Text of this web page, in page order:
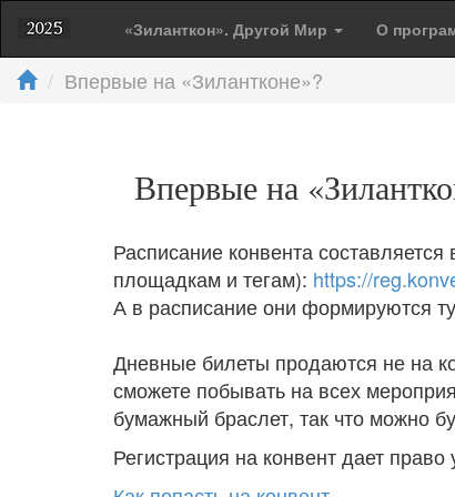
«Зиланткон». Другой Мир О
Впервые на «Зилантконе»?
Впервые на
Расписание конвента
площадкам и тегам): https://
А в расписание они формируются
Дневные билеты продаются не на
сможете побывать на всех
бумажный браслет, так что можно
Регистрация на конвент дает